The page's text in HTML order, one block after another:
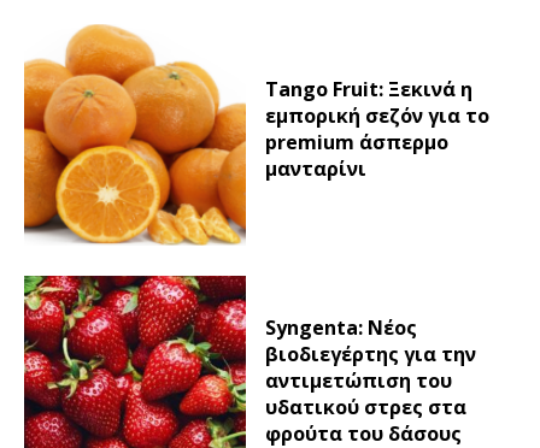
Tango Fruit: Ξεκινά η
εμπορική σεζόν για το
premium άσπερμο
μανταρίνι
Syngenta: Νέος
βιοδιεγέρτης για την
αντιμετώπιση του
υδατικού στρες στα
φρούτα του δάσους